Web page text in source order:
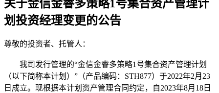
关于金信金睿多策略1号集合资产管理计
划投资经理变更的公告
尊敬的投资者、托管人：
我司发行管理的“金信金睿多策略1号集合资产管理计划
（以下简称本计划）”（产品编码：STH877）于2022年2月23
日成立。现根据本计划资产管理合同约定，自2023年8月18日